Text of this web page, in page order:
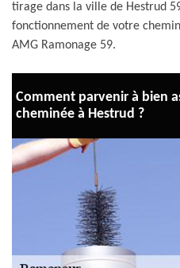
tirage dans la ville de Hestrud
fonctionnement de votre
AMG Ramonage 59.
Comment parvenir à bien
cheminée à Hestrud ?